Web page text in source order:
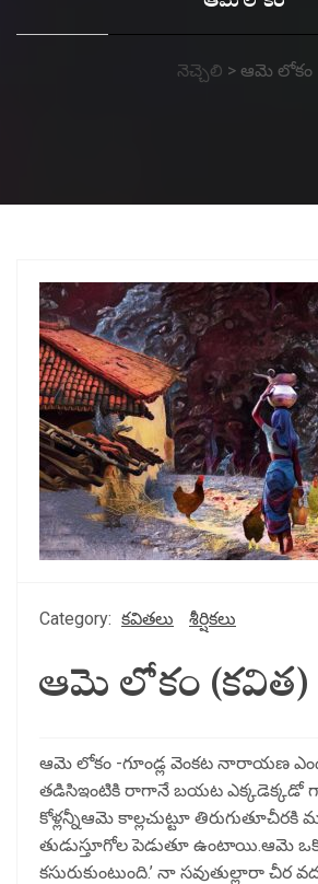
నెచ్చెలి > ఆమె లోకం
Category: కవితలు శీర్షికలు
ఆమె లోకం (కవిత)
ఆమె లోకం -గూండ్ల వెంకట నారాయణ
తడిసిఇంటికి రాగానే బయట ఎక్కడెక్కడో
కోళ్లన్నీఆమె కాల్లచుట్టూ తిరుగుతూచీరకి
తుడుస్తూగోల పెడుతూ ఉంటాయి.ఆమె
కసురుకుంటుంది.’ నా సవుతుల్లారా చీర